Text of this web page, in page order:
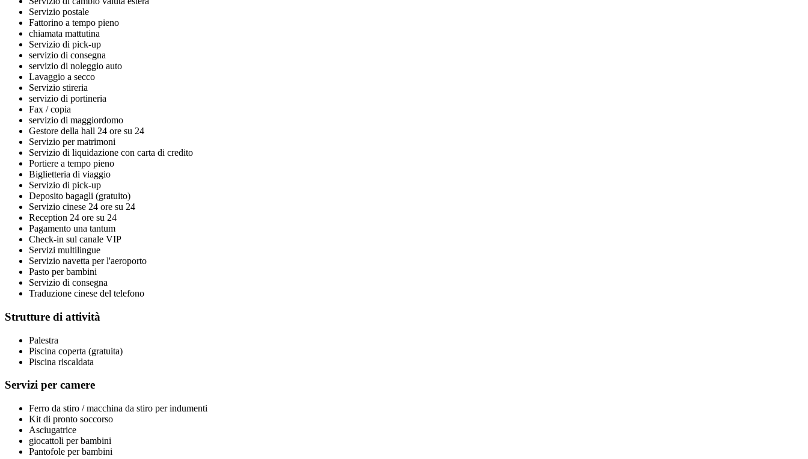
Servizio postale
Fattorino a tempo pieno
chiamata mattutina
Servizio di pick-up
servizio di consegna
servizio di noleggio auto
Lavaggio a secco
Servizio stireria
servizio di portineria
Fax / copia
servizio di maggiordomo
Gestore della hall 24 ore su 24
Servizio per matrimoni
Servizio di liquidazione con carta di credito
Portiere a tempo pieno
Biglietteria di viaggio
Servizio di pick-up
Deposito bagagli (gratuito)
Servizio cinese 24 ore su 24
Reception 24 ore su 24
Pagamento una tantum
Check-in sul canale VIP
Servizi multilingue
Servizio navetta per l'aeroporto
Pasto per bambini
Servizio di consegna
Traduzione cinese del telefono
Strutture di attività
Palestra
Piscina coperta (gratuita)
Piscina riscaldata
Servizi per camere
Ferro da stiro / macchina da stiro per indumenti
Kit di pronto soccorso
Asciugatrice
giocattoli per bambini
Pantofole per bambini